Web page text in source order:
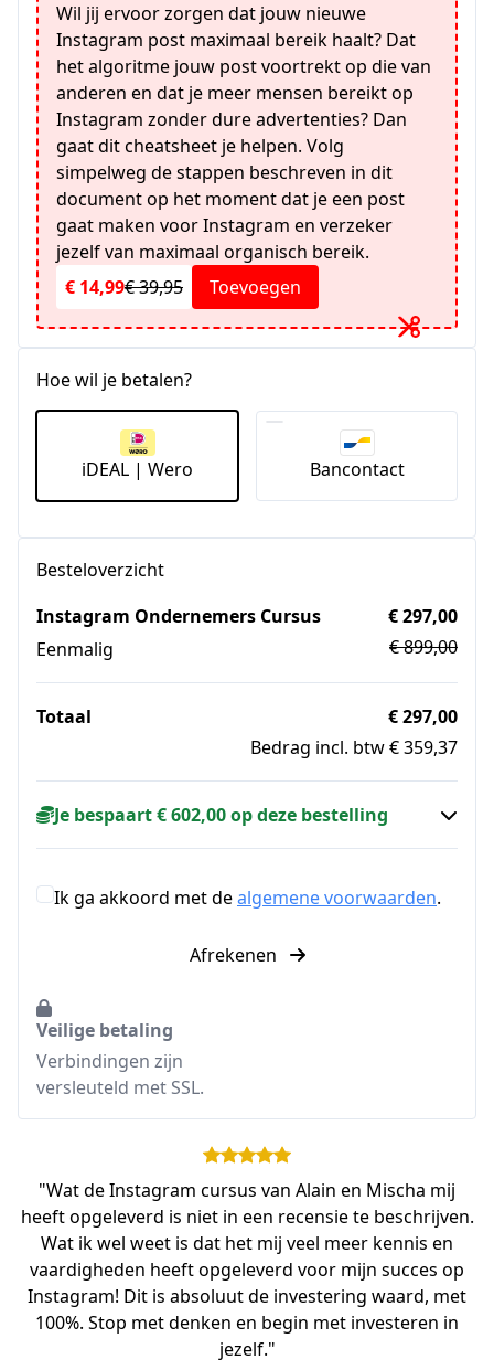
Wil jij ervoor zorgen dat jouw nieuwe
Instagram post maximaal bereik haalt? Dat
het algoritme jouw post voortrekt op die van
anderen en dat je meer mensen bereikt op
Instagram zonder dure advertenties? Dan
gaat dit cheatsheet je helpen. Volg
simpelweg de stappen beschreven in dit
document op het moment dat je een post
gaat maken voor Instagram en verzeker
jezelf van maximaal organisch bereik.
€ 14,99€ 39,95 Toevoegen
Hoe wil je betalen?
iDEAL | Wero Bancontact
Besteloverzicht
Instagram Ondernemers Cursus
Eenmalig
€ 297,00
€ 899,00
Totaal
€ 297,00
Bedrag incl. btw € 359,37
Je bespaart € 602,00 op deze bestelling
Ik ga akkoord met dealgemene voorwaarden.
Afrekenen
Veilige betaling
Verbindingen zijn
versleuteld met SSL.
"Wat de Instagram cursus van Alain en Mischa mij
heeft opgeleverd is niet in een recensie te beschrijven.
Wat ik wel weet is dat het mij veel meer kennis en
vaardigheden heeft opgeleverd voor mijn succes op
Instagram! Dit is absoluut de investering waard, met
100%. Stop met denken en begin met investeren in
jezelf."